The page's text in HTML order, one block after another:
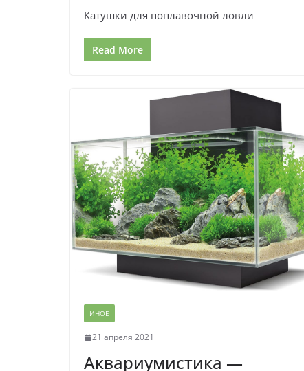
Катушки для поплавочной ловли
Read More
ИНОЕ
21 апреля 2021
Аквариумистика —